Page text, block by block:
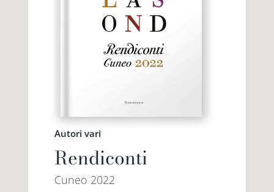
Autori vari
Rendiconti
Cuneo 2022